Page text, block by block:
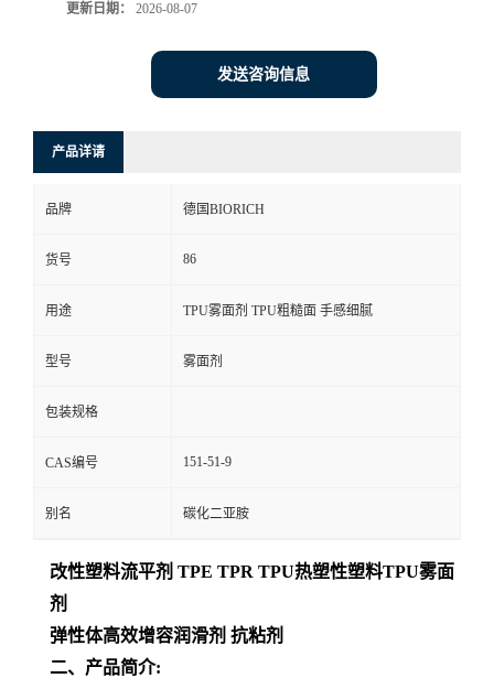
更新日期： 2026-08-07
发送咨询信息
产品详请
品牌 德国BIORICH
货号 86
用途 TPU雾面剂 TPU粗糙面 手感细腻
型号 雾面剂
包装规格
CAS编号 151-51-9
别名 碳化二亚胺
改性塑料流平剂 TPE TPR TPU热塑性塑料TPU雾面
剂
弹性体高效增容润滑剂 抗粘剂
二、产品简介: